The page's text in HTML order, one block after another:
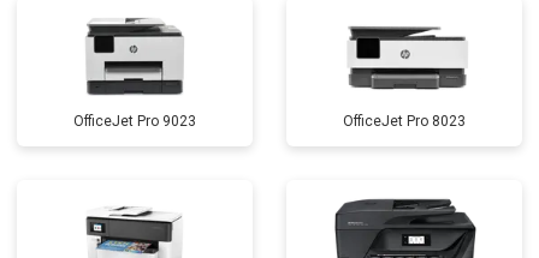
OfficeJet Pro 9023 OfficeJet Pro 8023